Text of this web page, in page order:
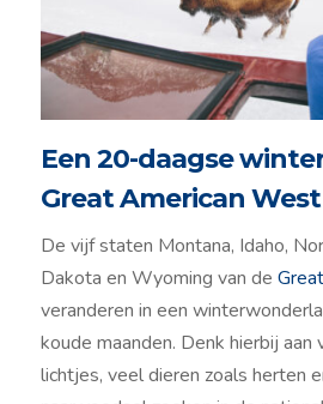
Een 20-daagse
Great American West
De vijf staten Montana, Idaho,
Dakota en Wyoming van de
veranderen in een
koude maanden. Denk hierbij aan
lichtjes, veel dieren zoals herten